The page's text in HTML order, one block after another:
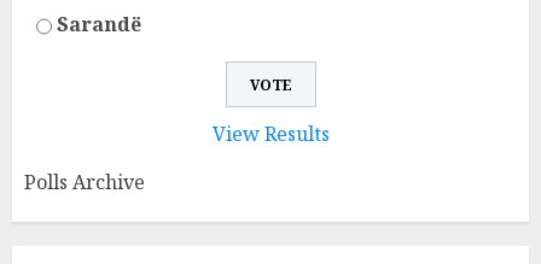
Sarandë
View Results
Polls Archive